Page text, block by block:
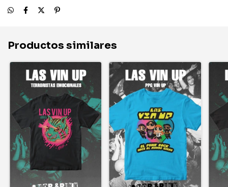
Productos similares